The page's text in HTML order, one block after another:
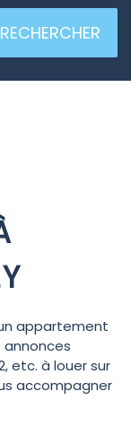
appartement
annonces
etc. à louer sur
accompagner